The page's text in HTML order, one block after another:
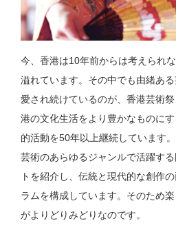
今、香港は10年前からは考えられ
溢れています。その中でも由緒あ
愛され続けているのが、香港芸術
港の文化生活をより豊かなものに
的活動を50年以上継続しています
芸術のあらゆるジャンルで活躍す
トを紹介し、伝統と現代的な創作
ラムを構成しています。そのため
がよりどりみどりなのです。